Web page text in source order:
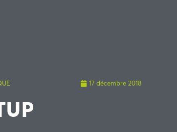
17 décembre 2018